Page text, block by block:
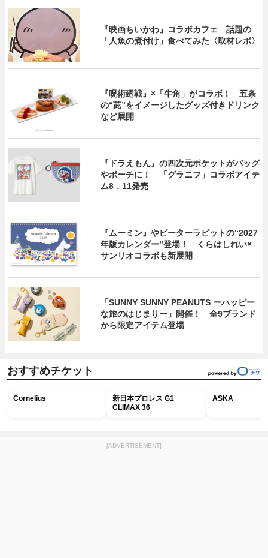
『映画ちいかわ』コラボカフェ 話題の
「人魚の煮付け」食べてみた〈取材レポ〉
『呪術廻戦』×「牛角」がコラボ！ 五条
の“茈”をイメージしたグッズ付きドリンク
など展開
『ドラえもん』の四次元ポケットがバッグ
やポーチに！ 「グラニフ」コラボアイテ
ム8．11発売
『ムーミン』やピーターラビットの“2027
年版カレンダー”登場！ くらはしれい×
サンリオコラボも新展開
「SUNNY SUNNY PEANUTS ーハッピー
な旅のはじまりー」開催！ 全9ブランド
から限定アイテム登場
おすすめチケット
Cornelius
新日本プロレス G1
CLIMAX 36
ASKA
[ADVERTISEMENT]